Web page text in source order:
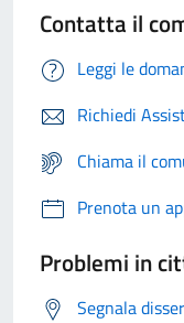
Contatta il
Leggi le
Richiedi
Chiama il
Prenota un
Problemi in
Segnala